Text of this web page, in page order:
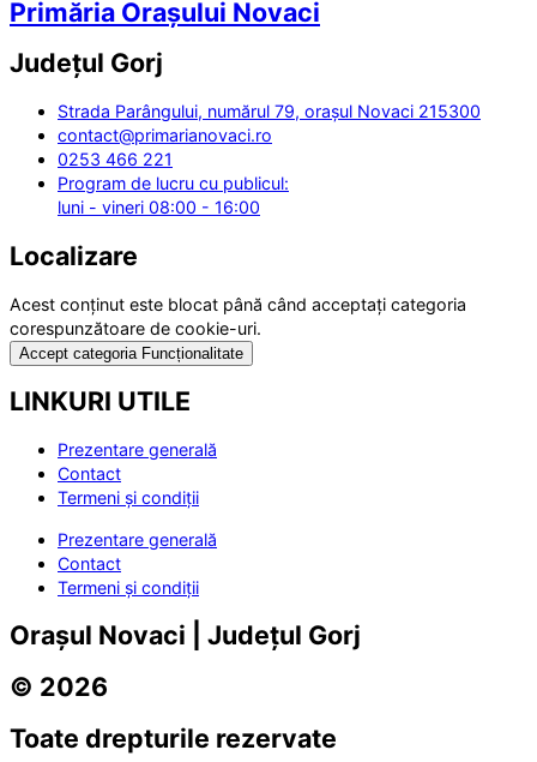
Primăria Orașului Novaci
Județul Gorj
Strada Parângului, numărul 79, orașul Novaci 215300
contact@primarianovaci.ro
0253 466 221
Program de lucru cu publicul:
luni - vineri 08:00 - 16:00
Localizare
Acest conținut este blocat până când acceptați categoria
corespunzătoare de cookie-uri.
Accept categoria Funcționalitate
LINKURI UTILE
Prezentare generală
Contact
Termeni și condiții
Prezentare generală
Contact
Termeni și condiții
Orașul Novaci | Județul Gorj
© 2026
Toate drepturile rezervate